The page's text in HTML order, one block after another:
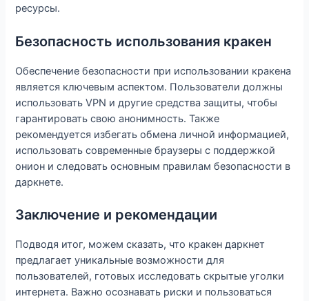
ресурсы.
Безопасность использования кракен
Обеспечение безопасности при использовании кракена
является ключевым аспектом. Пользователи должны
использовать VPN и другие средства защиты, чтобы
гарантировать свою анонимность. Также
рекомендуется избегать обмена личной информацией,
использовать современные браузеры с поддержкой
онион и следовать основным правилам безопасности в
даркнете.
Заключение и рекомендации
Подводя итог, можем сказать, что кракен даркнет
предлагает уникальные возможности для
пользователей, готовых исследовать скрытые уголки
интернета. Важно осознавать риски и пользоваться